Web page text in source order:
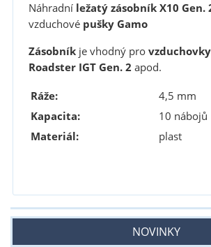
Náhradní ležatý zásobník X10 Gen.
vzduchové pušky Gamo
Zásobníkje vhodný pro
Roadster IGT Gen. 2 apod.
Ráže:
4,5 mm
Kapacita:
10 nábojů
Materiál:
plast
NOVINKY